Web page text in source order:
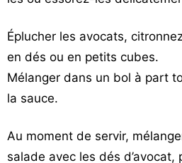
Éplucher les avocats,
en dés ou en petits cubes.
Mélanger dans un bol à part
la sauce.
Au moment de servir,
salade avec les dés d’avocat,